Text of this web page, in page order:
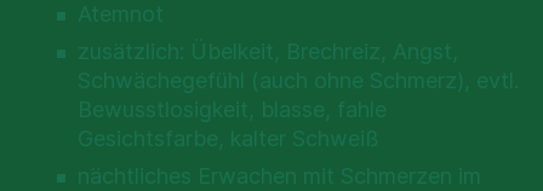
Atemnot
zusätzlich: Übelkeit, Brechreiz, Angst,
Schwächegefühl (auch ohne Schmerz), evtl.
Bewusstlosigkeit, blasse, fahle
Gesichtsfarbe, kalter Schweiß
nächtliches Erwachen mit Schmerzen im